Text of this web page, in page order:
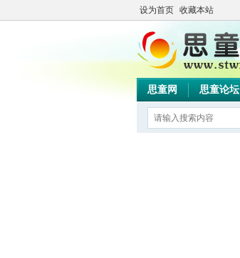
设为首页 收藏本站
思童网 思童论坛